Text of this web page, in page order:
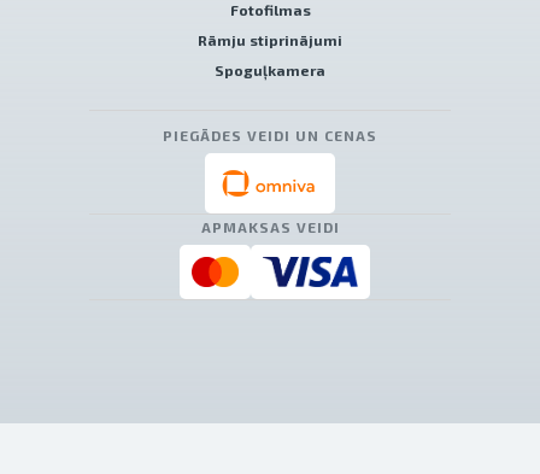
Fotofilmas
Rāmju stiprinājumi
Spoguļkamera
PIEGĀDES VEIDI UN CENAS
APMAKSAS VEIDI